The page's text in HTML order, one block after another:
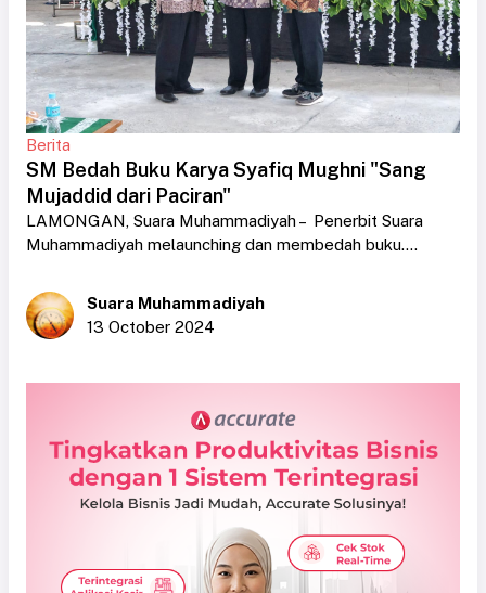
Berita
SM Bedah Buku Karya Syafiq Mughni "Sang
Mujaddid dari Paciran"
LAMONGAN, Suara Muhammadiyah – Penerbit Suara
Muhammadiyah melaunching dan membedah buku....
Suara Muhammadiyah
13 October 2024